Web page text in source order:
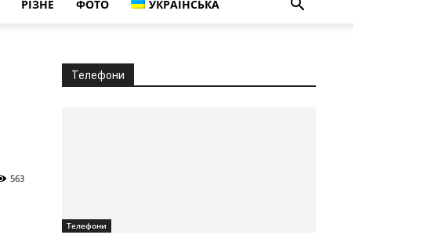
РІЗНЕ ФОТО УКРАЇНСЬКА
563
Телефони
Телефони